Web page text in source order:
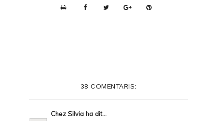
38 COMENTARIS:
Chez Silvia ha dit...